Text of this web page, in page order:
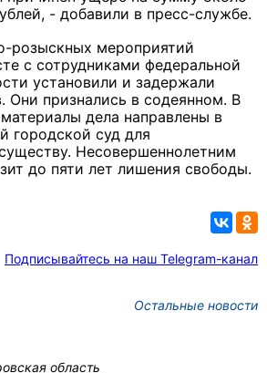
- добавили в пресс-службе.
розыскных мероприятий
с сотрудниками федеральной
установили и задержали
Они признались в содеянном. В
дела направлены в
городской суд для
Несовершеннолетним
до пяти лет лишения свободы.
Подписывайтесь на наш Telegram-канал
Остальные новости
область